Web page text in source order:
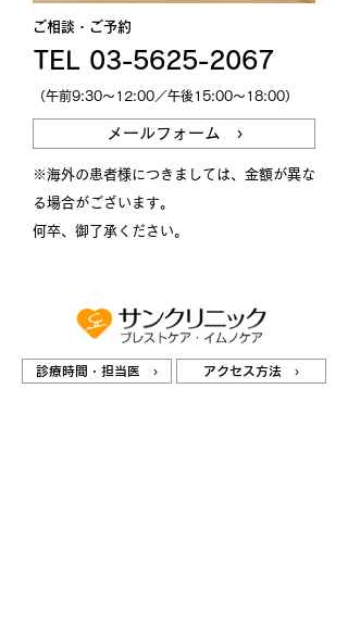
ご相談・ご予約
TEL 03-5625-2067
（午前9:30～12:00／午後15:00～18:00）
メールフォーム ›
※海外の患者様につきましては、金額が異な
る場合がございます。
何卒、御了承ください。
診療時間・担当医 › アクセス方法 ›